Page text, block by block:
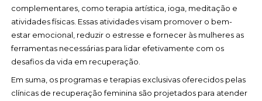
complementares, como terapia artística, ioga, meditação e
atividades físicas. Essas atividades visam promover o bem-
estar emocional, reduzir o estresse e fornecer às mulheres as
ferramentas necessárias para lidar efetivamente com os
desafios da vida em recuperação.
Em suma, os programas e terapias exclusivas oferecidos pelas
clínicas de recuperação feminina são projetados para atender